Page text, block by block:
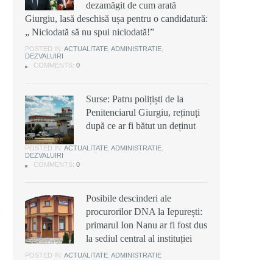
dezamăgit de cum arată
Giurgiu, lasă deschisă ușa pentru o candidatură:
„ Niciodată să nu spui niciodată!”
POSTED IN: ACTUALITATE ADMINISTRATIE
DEZVALUIRI
COMMENTS: 0
Surse: Patru polițiști de la
Penitenciarul Giurgiu, reținuți
după ce ar fi bătut un deținut
POSTED IN: ACTUALITATE ADMINISTRATIE
DEZVALUIRI
COMMENTS: 0
Posibile descinderi ale
procurorilor DNA la Iepurești:
primarul Ion Nanu ar fi fost dus
la sediul central al instituției
POSTED IN: ACTUALITATE ADMINISTRATIE